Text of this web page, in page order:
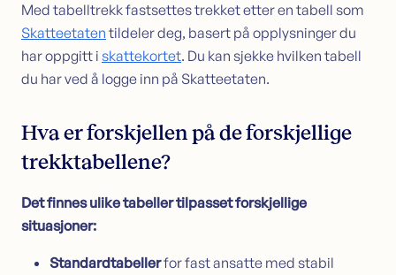
Med tabelltrekk fastsettes trekket etter en tabell som
Skatteetaten tildeler deg, basert på opplysninger du
har oppgitt i skattekortet. Du kan sjekke hvilken tabell
du har ved å logge inn på Skatteetaten.
Hva er forskjellen på de forskjellige
trekktabellene?
Det finnes ulike tabeller tilpasset forskjellige
situasjoner:
Standardtabellerfor fast ansatte med stabil